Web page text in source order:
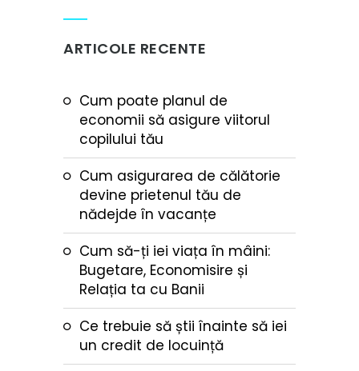
ARTICOLE RECENTE
Cum poate planul de
economii să asigure viitorul
copilului tău
Cum asigurarea de călătorie
devine prietenul tău de
nădejde în vacanțe
Cum să-ți iei viața în mâini:
Bugetare, Economisire și
Relația ta cu Banii
Ce trebuie să știi înainte să iei
un credit de locuință